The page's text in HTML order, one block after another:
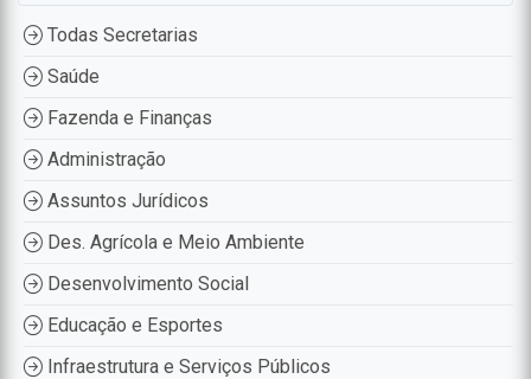
Todas Secretarias
Saúde
Fazenda e Finanças
Administração
Assuntos Jurídicos
Des. Agrícola e Meio Ambiente
Desenvolvimento Social
Educação e Esportes
Infraestrutura e Serviços Públicos